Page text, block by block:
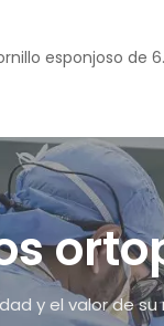
y el valor de